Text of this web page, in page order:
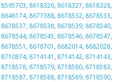
8595703, 8618326, 8618327, 8618328,
8646174, 8677388, 8678532, 8678533,
8678537, 8678538, 8678539, 8678540,
8678544, 8678545, 8678546, 8678547,
8678551 , 8678701 , 8682014, 8682028,
8710874, 8714141 , 8714142, 8714143,
8718578, 8718579, 8718580, 8718583,
8718587, 8718588, 8718589, 8718590,